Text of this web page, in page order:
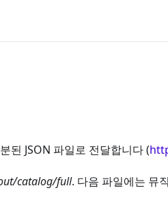
된 JSON 파일로 전달합니다 (
catalog/full. 다음 파일에는 뮤